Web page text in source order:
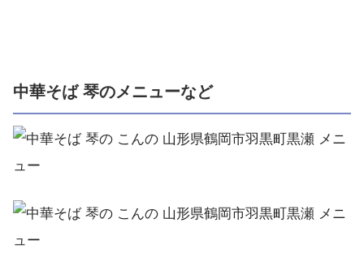
中華そば 琴のメニューなど